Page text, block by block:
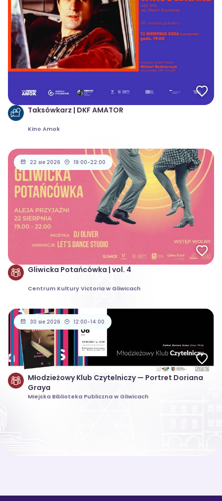
Taksówkarz | DKF AMATOR
Kino Amok
22 sie 2026 19:00-22:00
Gliwicka Potańcówka | vol. 4
Centrum Kultury Victoria w Gliwicach
30 sie 2026 12:00-14:00
Młodzieżowy Klub Czytelniczy — Portret Doriana
Graya
Miejska Biblioteka Publiczna w Gliwicach